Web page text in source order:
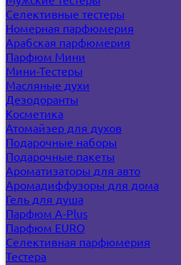
Селективные тестеры
Номерная парфюмерия
Арабская парфюмерия
Парфюм Мини
Мини-Тестеры
Масляные духи
Дезодоранты
Косметика
Атомайзер для духов
Подарочные наборы
Подарочные пакеты
Ароматизаторы для авто
Аромадиффузоры для дома
Гель для душа
Парфюм A-Plus
Парфюм EURO
Селективная парфюмерия
Тестера